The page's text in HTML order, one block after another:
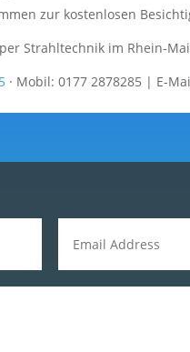
zur kostenlosen
Strahltechnik im Rhein-
· Mobil: 0177 2878285 | E-